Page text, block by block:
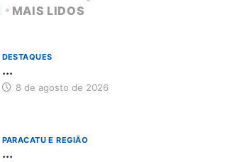
MAIS LIDOS
DESTAQUES
...
8 de agosto de 2026
PARACATU E REGIÃO
...